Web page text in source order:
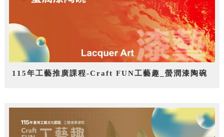
115年工藝推廣課程-Craft FUN工藝趣_螢潤漆陶碗